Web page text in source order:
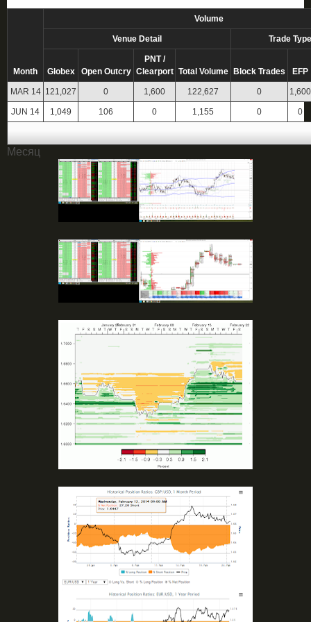
Month
Volume
Venue Detail Trade
Globex Open Outcry
PNT /
Clearport Total Volume Block Trades EFP
MAR 14 121,027 0 1,600 122,627 0 1,600
JUN 14 1,049 106 0 1,155 0 0
Месяц